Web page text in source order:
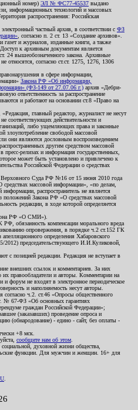
номер) ЭЛ № ФС77-45537 выдано
информационных технологий и массовых
распространения: Российская
частный архив, в соответствии с ФЗ
, согласно п. 2 ст. 13 «Создание архивов».
газет и журналов, изданные книги, а также
к архивным документам является
24 вышеобозначенного закона. Архивные
относятся, согласно ст.ст. 1275, 1276, 1306
в сфере информации,
Закона РФ «Об информации,
(ФЗ-149 от 27.07.06 г.) архив «Дебри-
ответственность за распространение
и работают на основании ст.8 «Право на
главный редактор, журналист не несут
не соответствующих действительности и
либо ущемляющих права и законные
злоупотребление свободой массовой
они являются дословным воспроизведением
другим средством массовой
релизах и информация государственных,
может быть установлено и привлечено к
Российской Федерации о средствах
Верховного Суда РФ №16 от 15 июня 2010 года
массовой информации», «по делам,
распространитель не является
положений Закона РФ «О средствах массовой
редакции, в ходе которой определяется
РФ «О СМИ»).
обязанность компенсации морального вреда
опровержения, в порядке ч.2 ст.152 ГК
определения Хабаровского
2012) председательствующего И.И.Куликовой,
с позицией редакции. Редакция не вступает в
внешних ссылок и комментариев. За них
их правообладатели и авторы. Комментарии на
форум не входят в электронное периодическое
и наполняемость несут авторы.
согласно ч.2. ст.46 «Опросы общественного
№ 67-ФЗ «Об основных гарантиях
граждан Российской Федерации»;
(заказавших) проведение опроса и
(обнародование) - едино - сайт, без оплаты -
+8 мск.
сообщите нам об этом
духовной жизни общества,
функции. Для мужчин и женщин. 16+ для